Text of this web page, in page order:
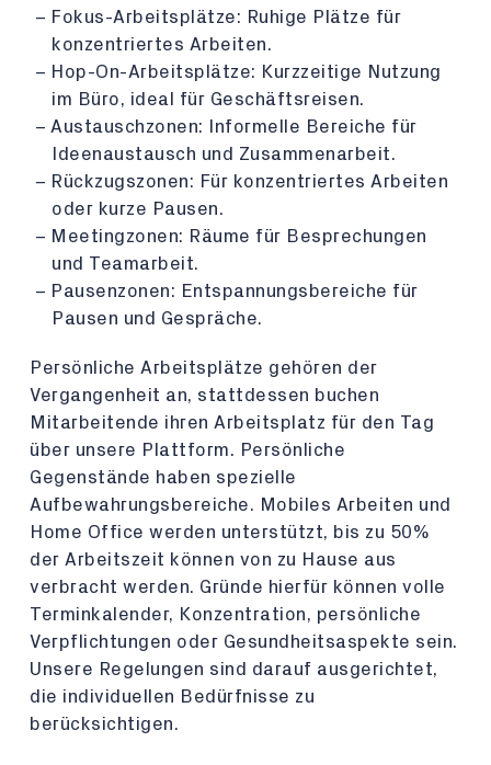
Fokus-Arbeitsplätze: Ruhige Plätze für
konzentriertes Arbeiten.
Hop-On-Arbeitsplätze: Kurzzeitige Nutzung
im Büro, ideal für Geschäftsreisen.
Austauschzonen: Informelle Bereiche für
Ideenaustausch und Zusammenarbeit.
Rückzugszonen: Für konzentriertes Arbeiten
oder kurze Pausen.
Meetingzonen: Räume für Besprechungen
und Teamarbeit.
Pausenzonen: Entspannungsbereiche für
Pausen und Gespräche.
Persönliche Arbeitsplätze gehören der
Vergangenheit an, stattdessen buchen
Mitarbeitende ihren Arbeitsplatz für den Tag
über unsere Plattform. Persönliche
Gegenstände haben spezielle
Aufbewahrungsbereiche. Mobiles Arbeiten und
Home Office werden unterstützt, bis zu 50%
der Arbeitszeit können von zu Hause aus
verbracht werden. Gründe hierfür können volle
Terminkalender, Konzentration, persönliche
Verpflichtungen oder Gesundheitsaspekte sein.
Unsere Regelungen sind darauf ausgerichtet,
die individuellen Bedürfnisse zu
berücksichtigen.